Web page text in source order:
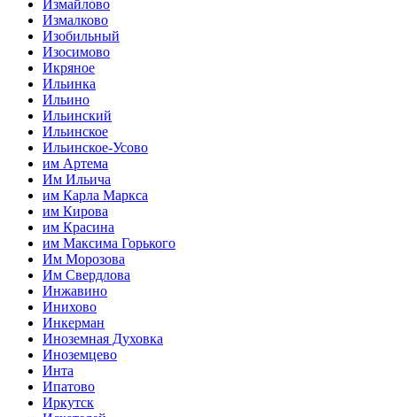
Измайлово
Измалково
Изобильный
Изосимово
Икряное
Ильинка
Ильино
Ильинский
Ильинское
Ильинское-Усово
им Артема
Им Ильича
им Карла Маркса
им Кирова
им Красина
им Максима Горького
Им Морозова
Им Свердлова
Инжавино
Инихово
Инкерман
Иноземная Духовка
Иноземцево
Инта
Ипатово
Иркутск